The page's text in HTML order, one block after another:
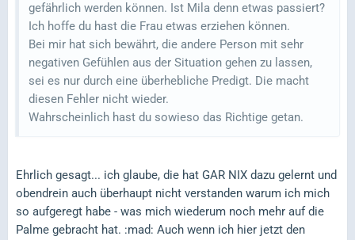
gefährlich werden können. Ist Mila denn etwas passiert?
Ich hoffe du hast die Frau etwas erziehen können.
Bei mir hat sich bewährt, die andere Person mit sehr
negativen Gefühlen aus der Situation gehen zu lassen,
sei es nur durch eine überhebliche Predigt. Die macht
diesen Fehler nicht wieder.
Wahrscheinlich hast du sowieso das Richtige getan.
Ehrlich gesagt... ich glaube, die hat GAR NIX dazu gelernt und
obendrein auch überhaupt nicht verstanden warum ich mich
so aufgeregt habe - was mich wiederum noch mehr auf die
Palme gebracht hat. :mad: Auch wenn ich hier jetzt den